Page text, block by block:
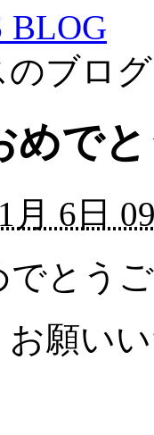
BLOG
ブロ
めで
月 6日
とう
願い